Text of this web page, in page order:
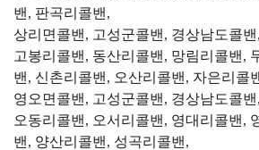
밴, 판곡리콜밴,
상리면콜밴, 고성군콜밴, 경상남도콜밴,
고봉리콜밴, 동산리콜밴, 망림리콜밴,
밴, 신촌리콜밴, 오산리콜밴, 자은리콜
영오면콜밴, 고성군콜밴, 경상남도콜밴,
오동리콜밴, 오서리콜밴, 영대리콜밴,
밴, 양산리콜밴, 성곡리콜밴,